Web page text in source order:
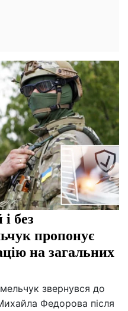
без
пропонує
на загальних
звернувся до
Федорова після